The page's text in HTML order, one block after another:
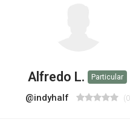
Alfredo L. Particular
@indyhalf